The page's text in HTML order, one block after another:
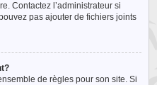
Contactez l’administrateur si
pas ajouter de fichiers joints
de règles pour son site. Si